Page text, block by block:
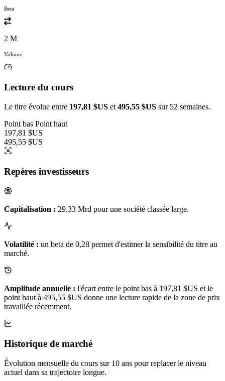
Beta
2 M
Volume
Lecture du cours
Le titre évolue entre 197,81 $US et 495,55 $US sur 52 semaines.
Point bas Point haut
197,81 $US
495,55 $US
Repères investisseurs
Capitalisation : 29.33 Mrd pour une société classée large.
Volatilité : un beta de 0,28 permet d'estimer la sensibilité du titre au
marché.
Amplitude annuelle : l'écart entre le point bas à 197,81 $US et le
point haut à 495,55 $US donne une lecture rapide de la zone de prix
travaillée récemment.
Historique de marché
Évolution mensuelle du cours sur 10 ans pour replacer le niveau
actuel dans sa trajectoire longue.